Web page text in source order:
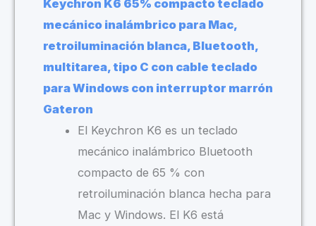
Keychron K6 65% compacto teclado
mecánico inalámbrico para Mac,
retroiluminación blanca, Bluetooth,
multitarea, tipo C con cable teclado
para Windows con interruptor marrón
Gateron
El Keychron K6 es un teclado
mecánico inalámbrico Bluetooth
compacto de 65 % con
retroiluminación blanca hecha para
Mac y Windows. El K6 está